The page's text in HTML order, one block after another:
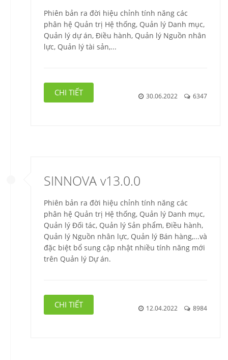
Phiên bản ra đời hiệu chỉnh tính năng các
phân hệ Quản trị Hệ thống, Quản lý Danh mục,
Quản lý dự án, Điều hành, Quản lý Nguồn nhân
lực, Quản lý tài sản,...
CHI TIẾT 30.06.2022 6347
SINNOVA v13.0.0
Phiên bản ra đời hiệu chỉnh tính năng các
phân hệ Quản trị Hệ thống, Quản lý Danh mục,
Quản lý Đối tác, Quản lý Sản phẩm, Điều hành,
Quản lý Nguồn nhân lực, Quản lý Bán hàng,...và
đặc biệt bổ sung cập nhật nhiều tính năng mới
trên Quản lý Dự án.
CHI TIẾT 12.04.2022 8984